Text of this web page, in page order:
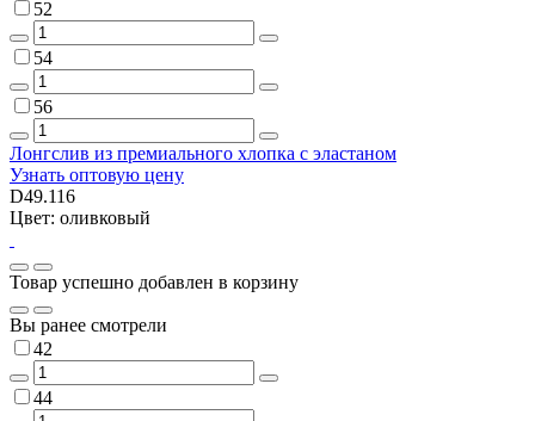
52
54
56
Лонгслив из премиального хлопка с эластаном
Узнать оптовую цену
D49.116
Цвет: оливковый
Товар успешно добавлен в корзину
Вы ранее смотрели
42
44